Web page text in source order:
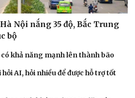
Nội nắng 35 độ, Bắc Trung
bộ
khả năng mạnh lên thành bão
AI, hỏi nhiều để được hỗ trợ tốt